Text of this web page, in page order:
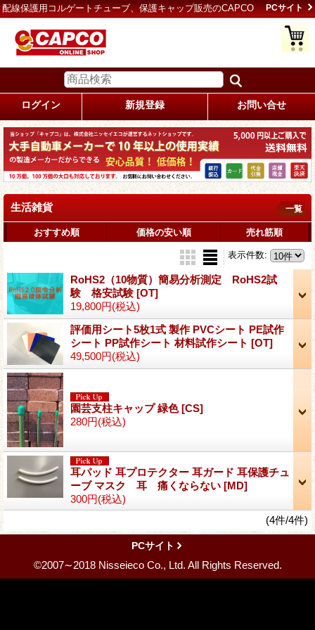
配線保護用コルゲートチューブ、保護キャップ販売のCAPCO PCサイト
ログイン 新規登録 お問い合せ
生活雑貨 一覧
おすすめ順 価格の安い順 売れ筋順
表示件数:
RoHS2（10物質）簡易分析測定 RoHS2試
験 格安試験[OT]
19,800円(税込)
評価用シート5枚1式 製作 PVCシート PE試作
シート PP試作シート 材料試作シート [OT]
49,500円(税込)
園芸支柱キャップ 緑色[CS]
280円(税込)
耳パッド 耳プロテクター 耳ガード 耳保護チュ
ーブ マスク 耳 痛くならない [MD]
300円(税込)
(4件/4件)
PCサイト
©2007∼2018 Nisseieco Co., Ltd. All Rights Reserved.